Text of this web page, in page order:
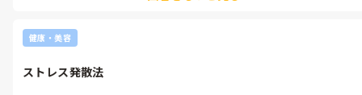
ットボトルの空容器にひもをつけてカバンなどおままごとのときに
小さなコーナーに区切って、おままごとをして遊んでいます。日々の
健康・美容
ストレス発散法